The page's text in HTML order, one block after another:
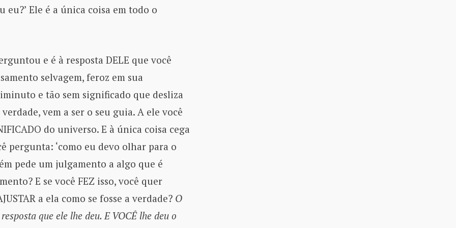
eu?’ Ele é a única coisa em todo o
e é à resposta DELE que você
selvagem, feroz em sua
e tão sem significado que desliza
vem a ser o seu guia. A ele você
do universo. E à única coisa cega
pergunta: ‘como eu devo olhar para o
pede um julgamento a algo que é
E se você FEZ isso, você quer
a ela como se fosse a verdade? O
que ele lhe deu. E VOCÊ lhe deu o